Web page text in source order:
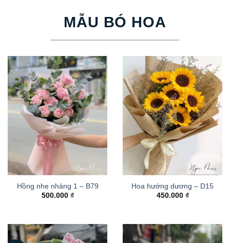
MẪU BÓ HOA
Hồng nhẹ nhàng 1 – B79
500.000 ₫
Hoa hướng dương – D15
450.000 ₫